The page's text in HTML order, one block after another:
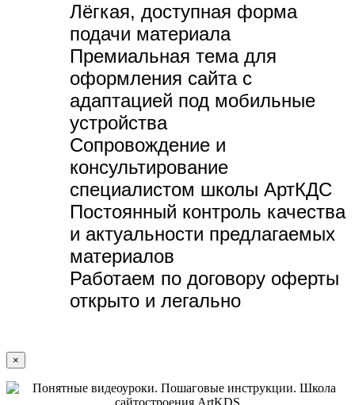
Лёгкая, доступная форма
подачи материала
Премиальная тема для
оформления сайта с
адаптацией под мобильные
устройства
Сопровождение и
консультирование
специалистом школы АртКДС
Постоянный контроль качества
и актуальности предлагаемых
материалов
Работаем по договору оферты
открыто и легально
×